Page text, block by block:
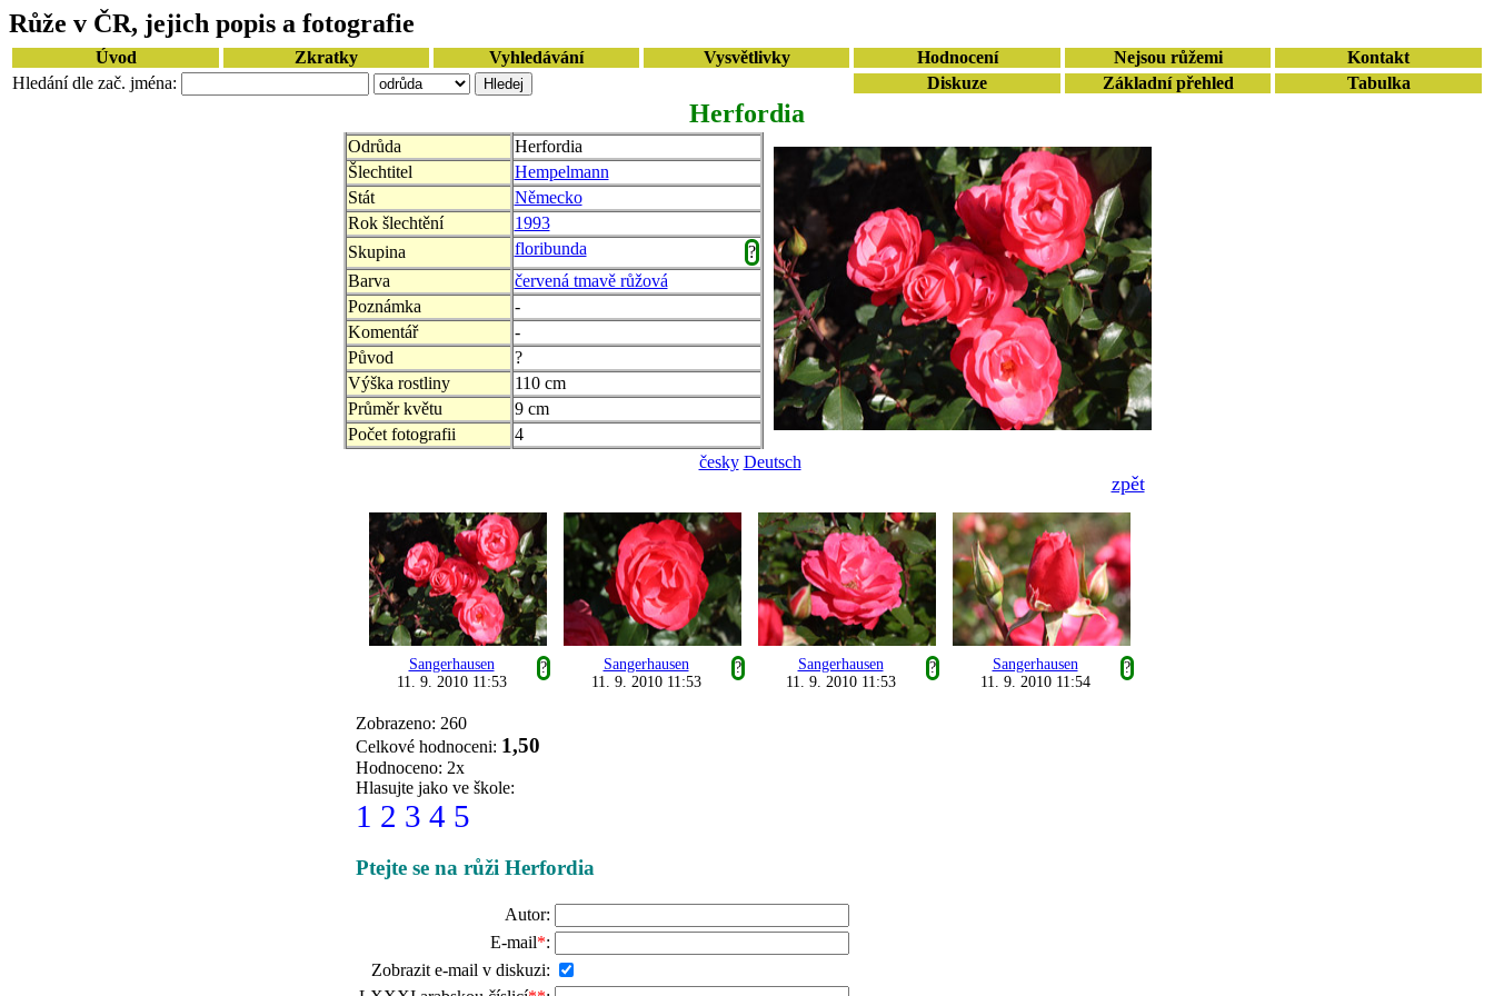
Růže v ČR, jejich popis a fotografie
Úvod Zkratky Vyhledávání Vysvětlivky Hodnocení Nejsou růžemi
Kontakt
Hledání dle zač. jména:
Diskuze Základní přehled Tabulka
Herfordia
Odrůda
Herfordia
Šlechtitel
Hempelmann
Stát
Německo
Rok šlechtění
1993
Skupina
floribunda
?
Barva
červená tmavě růžová
Poznámka
-
Komentář
-
Původ
?
Výška rostliny
110 cm
Průměr květu
9 cm
Počet fotografii
4
česky Deutsch
zpět
Sangerhausen
?
11. 9. 2010 11:53
Sangerhausen
?
11. 9. 2010 11:53
Sangerhausen
?
11. 9. 2010 11:53
Sangerhausen
?
11. 9. 2010 11:54
Zobrazeno: 260
Celkové hodnoceni: 1,50
Hodnoceno: 2x
Hlasujte jako ve škole:
1 2 3 4 5
Ptejte se na růži Herfordia
Autor:
E-mail*:
Zobrazit e-mail v diskuzi: